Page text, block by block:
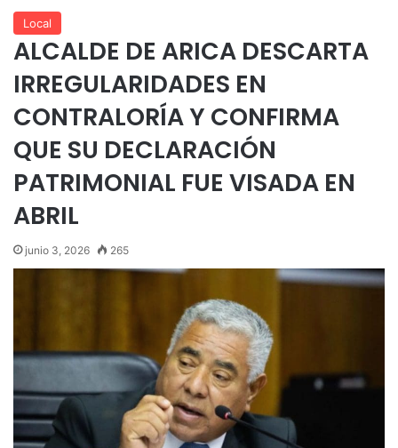
Local
ALCALDE DE ARICA DESCARTA
IRREGULARIDADES EN
CONTRALORÍA Y CONFIRMA
QUE SU DECLARACIÓN
PATRIMONIAL FUE VISADA EN
ABRIL
junio 3, 2026 265